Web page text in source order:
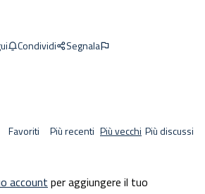
Condividi Segnala
Favoriti Più recenti Più vecchi Più discussi
account per aggiungere il tuo